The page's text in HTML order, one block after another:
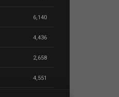
6,140
4,436
2,658
4,551